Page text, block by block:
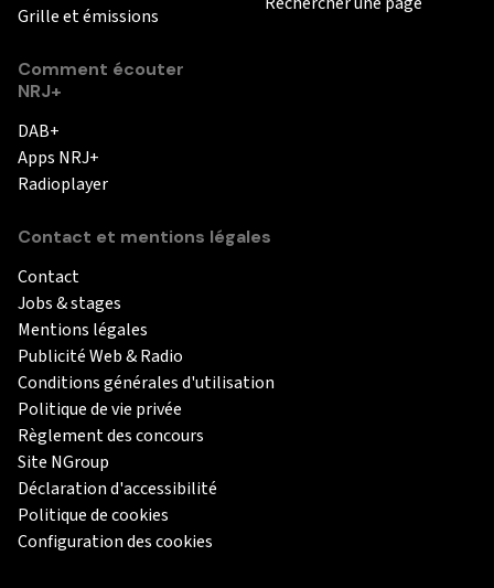
Grille et émissions
Comment écouter
NRJ+
DAB+
Apps NRJ+
Radioplayer
Contact et mentions légales
Contact
Jobs & stages
Mentions légales
Publicité Web & Radio
Conditions générales d'utilisation
Politique de vie privée
Règlement des concours
Site NGroup
Déclaration d'accessibilité
Politique de cookies
Configuration des cookies